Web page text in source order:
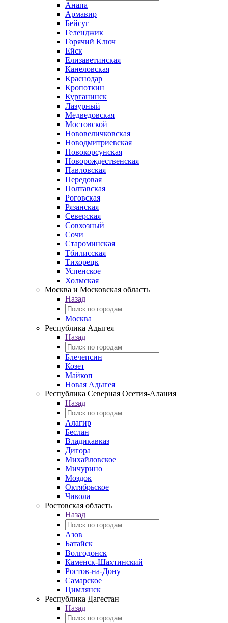
Анапа
Армавир
Бейсуг
Геленджик
Горячий Ключ
Ейск
Елизаветинская
Канеловская
Краснодар
Кропоткин
Курганинск
Лазурный
Медведовская
Мостовской
Нововеличковская
Новодмитриевская
Новокорсунская
Новорождественская
Павловская
Передовая
Полтавская
Роговская
Рязанская
Северская
Совхозный
Сочи
Староминская
Тбилисская
Тихорецк
Успенское
Холмская
Москва и Московская область
Назад
Москва
Республика Адыгея
Назад
Блечепсин
Козет
Майкоп
Новая Адыгея
Республика Северная Осетия-Алания
Назад
Алагир
Беслан
Владикавказ
Дигора
Михайловское
Мичурино
Моздок
Октябрьское
Чикола
Ростовская область
Назад
Азов
Батайск
Волгодонск
Каменск-Шахтинский
Ростов-на-Дону
Самарское
Цимлянск
Республика Дагестан
Назад